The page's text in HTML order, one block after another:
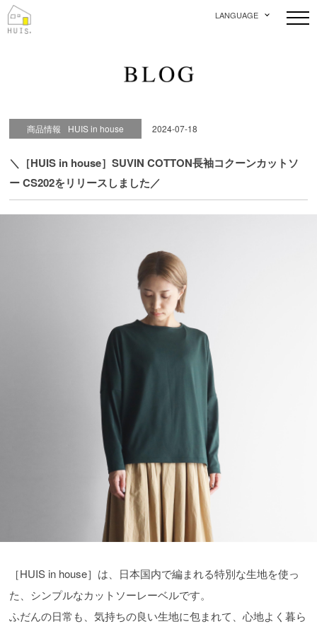
LANGUAGE
商品情報 HUIS in house 2024-07-18
＼［HUIS in house］SUVIN COTTON長袖コクーンカットソ
ー CS202をリリースしました／
［HUIS in house］は、日本国内で編まれる特別な生地を使っ
た、シンプルなカットソーレーベルです。
ふだんの日常も、気持ちの良い生地に包まれて、心地よく暮ら